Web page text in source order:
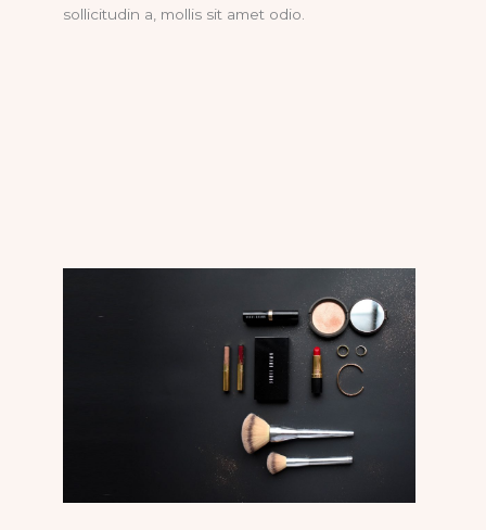
sollicitudin a, mollis sit amet odio.